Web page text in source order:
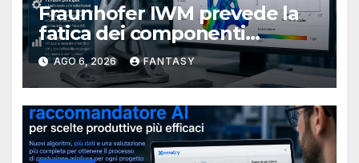
Fraunhofer IWM prevede la
fatica dei componenti
metallici stampati in 3D
AGO 6, 2026 FANTASY